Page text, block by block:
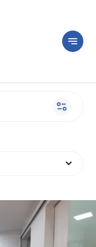
notes
page_info
keyboard_arrow_down